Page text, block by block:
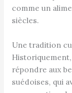
comme un
siècles.
Une tradition
répondre aux
suédoises, qui